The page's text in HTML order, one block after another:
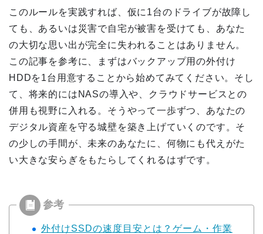
このルールを実践すれば、仮に1台のドライブが故障し
ても、あるいは災害で自宅が被害を受けても、あなた
の大切な思い出が完全に失われることはありません。
この記事を参考に、まずはバックアップ用の外付け
HDDを1台用意することから始めてみてください。そし
て、将来的にはNASの導入や、クラウドサービスとの
併用も視野に入れる。そうやって一歩ずつ、あなたの
デジタル資産を守る城壁を築き上げていくのです。そ
の少しの手間が、未来のあなたに、何物にも代えがた
い大きな安らぎをもたらしてくれるはずです。
外付けSSDの速度目安とは？ゲーム・作業